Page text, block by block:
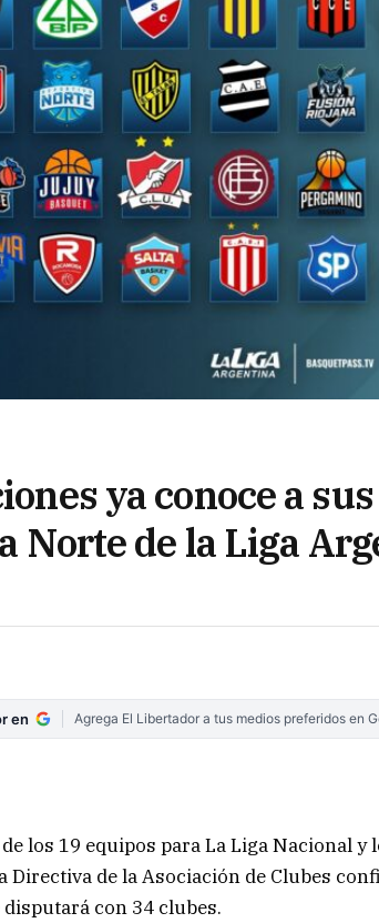
ya conoce a
Norte de la Liga
en Agrega El Libertador a tus medios preferidos en
los 19 equipos para La Liga Nacional y
Directiva de la Asociación de Clubes
con 34 clubes.